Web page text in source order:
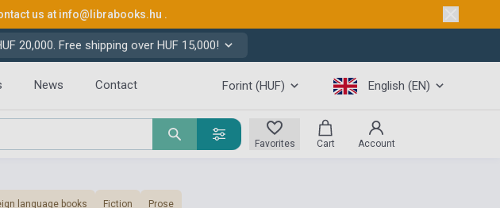
us at info@librabooks.hu .
20,000. Free shipping over HUF 15,000!
News Contact Forint (HUF) English (EN)
Favorites Cart Account
language books Fiction Prose